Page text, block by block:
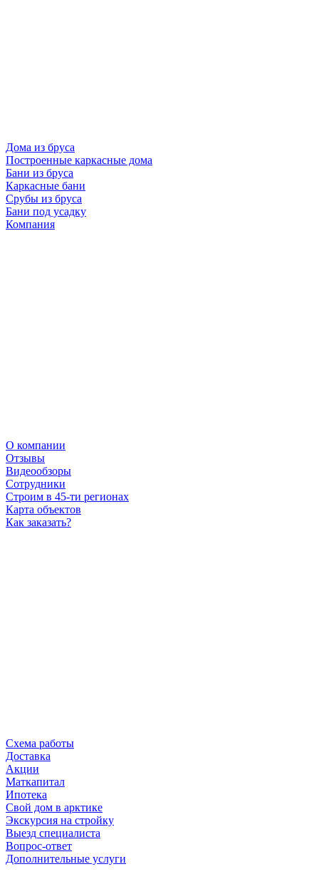
Дома из бруса
Построенные каркасные дома
Бани из бруса
Каркасные бани
Срубы из бруса
Бани под усадку
Компания
О компании
Отзывы
Видеообзоры
Сотрудники
Строим в 45-ти регионах
Карта объектов
Как заказать?
Схема работы
Доставка
Акции
Маткапитал
Ипотека
Свой дом в арктике
Экскурсия на стройку
Выезд специалиста
Вопрос-ответ
Дополнительные услуги